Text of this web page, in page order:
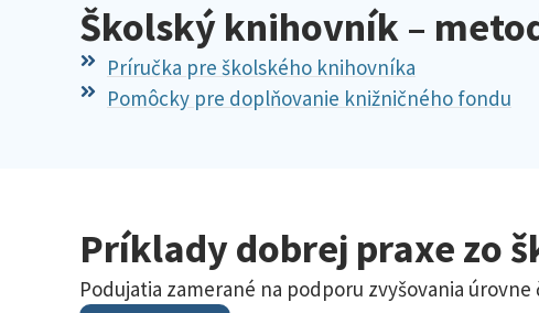
Školský knihovník –
Príručka pre školského knihovníka
Pomôcky pre doplňovanie knižničného fondu
Príklady dobrej praxe zo
Podujatia zamerané na podporu zvyšovania